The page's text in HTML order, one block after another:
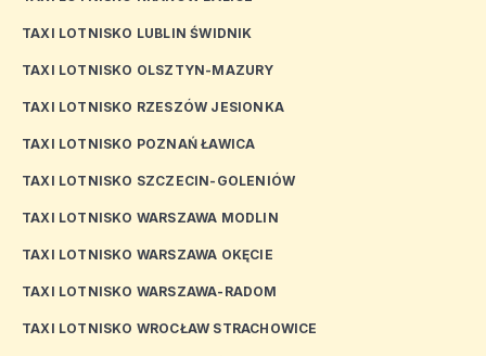
TAXI LOTNISKO LUBLIN ŚWIDNIK
TAXI LOTNISKO OLSZTYN-MAZURY
TAXI LOTNISKO RZESZÓW JESIONKA
TAXI LOTNISKO POZNAŃ ŁAWICA
TAXI LOTNISKO SZCZECIN-GOLENIÓW
TAXI LOTNISKO WARSZAWA MODLIN
TAXI LOTNISKO WARSZAWA OKĘCIE
TAXI LOTNISKO WARSZAWA-RADOM
TAXI LOTNISKO WROCŁAW STRACHOWICE